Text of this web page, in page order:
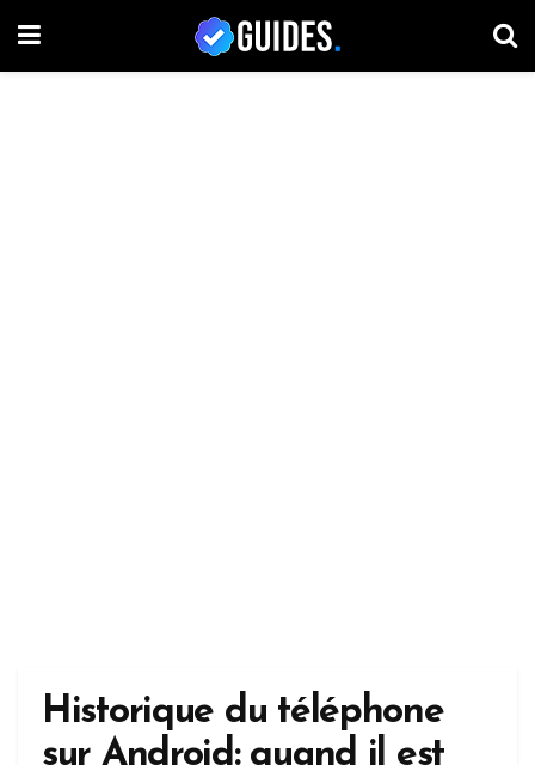
Historique du téléphone
sur Android: quand il est